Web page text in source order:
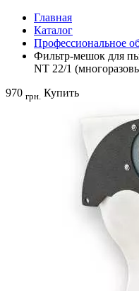
Главная
Каталог
Профессиональное
Фильтр-мешок для
NT 22/1
970 грн. Купить